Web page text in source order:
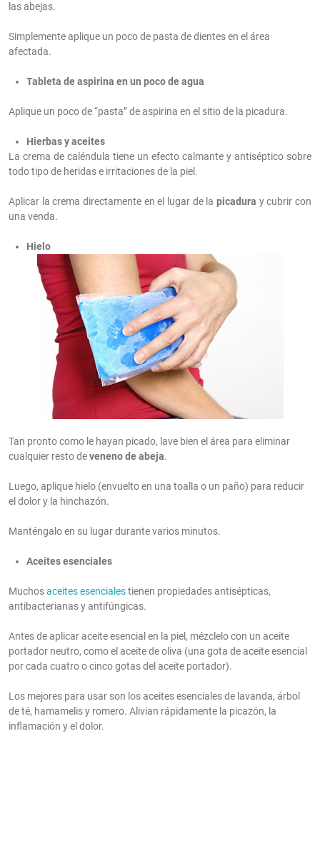
las abejas.
Simplemente aplique un poco de pasta de dientes en el área
afectada.
Tableta de aspirina en un poco de agua
Aplique un poco de ‘‘pasta’’ de aspirina en el sitio de la picadura.
Hierbas y aceites
La crema de caléndula tiene un efecto calmante y antiséptico sobre
todo tipo de heridas e irritaciones de la piel.
Aplicar la crema directamente en el lugar de la picadura y cubrir con
una venda.
Hielo
Tan pronto como le hayan picado, lave bien el área para eliminar
cualquier resto deveneno de abeja.
Luego, aplique hielo (envuelto en una toalla o un paño) para reducir
el dolor y la hinchazón.
Manténgalo en su lugar durante varios minutos.
Aceites esenciales
Muchosaceites esencialestienen propiedades antisépticas,
antibacterianas y antifúngicas.
Antes de aplicar aceite esencial en la piel, mézclelo con un aceite
portador neutro, como el aceite de oliva (una gota de aceite esencial
por cada cuatro o cinco gotas del aceite portador).
Los mejores para usar son los aceites esenciales de lavanda, árbol
de té, hamamelis y romero. Alivian rápidamente la picazón, la
inflamación y el dolor.